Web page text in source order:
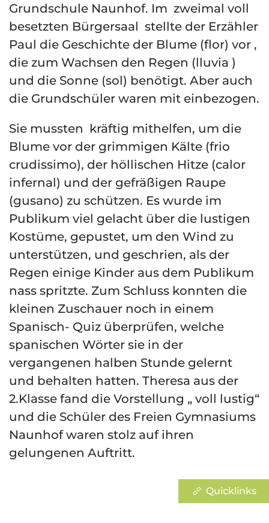
Grundschule Naunhof. Im zweimal voll
besetzten Bürgersaal stellte der Erzähler
Paul die Geschichte der Blume (flor) vor ,
die zum Wachsen den Regen (lluvia )
und die Sonne (sol) benötigt. Aber auch
die Grundschüler waren mit einbezogen.
Sie mussten kräftig mithelfen, um die
Blume vor der grimmigen Kälte (frio
crudissimo), der höllischen Hitze (calor
infernal) und der gefräßigen Raupe
(gusano) zu schützen. Es wurde im
Publikum viel gelacht über die lustigen
Kostüme, gepustet, um den Wind zu
unterstützen, und geschrien, als der
Regen einige Kinder aus dem Publikum
nass spritzte. Zum Schluss konnten die
kleinen Zuschauer noch in einem
Spanisch- Quiz überprüfen, welche
spanischen Wörter sie in der
vergangenen halben Stunde gelernt
und behalten hatten. Theresa aus der
2.Klasse fand die Vorstellung „ voll lustig“
und die Schüler des Freien Gymnasiums
Naunhof waren stolz auf ihren
gelungenen Auftritt.
Quicklinks